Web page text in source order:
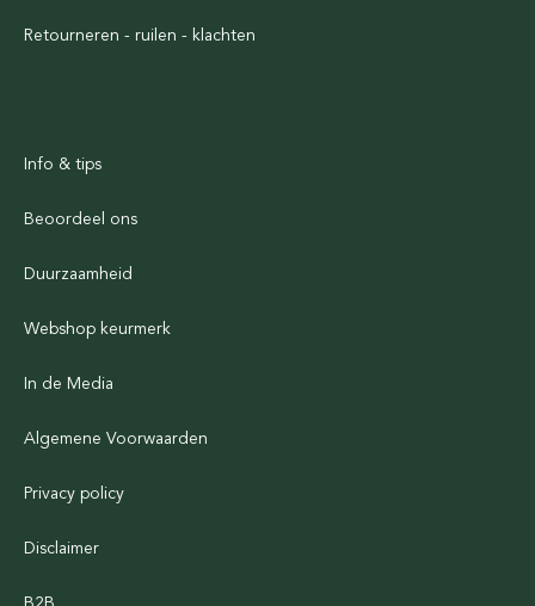
Retourneren - ruilen - klachten
Info & tips
Beoordeel ons
Duurzaamheid
Webshop keurmerk
In de Media
Algemene Voorwaarden
Privacy policy
Disclaimer